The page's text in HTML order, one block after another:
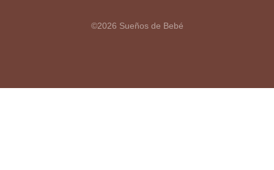
©2026 Sueños de Bebé